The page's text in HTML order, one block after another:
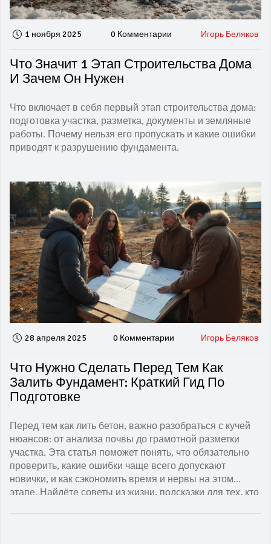
1 ноября 2025 0 Комментарии Игорь Беляков
Что Значит 1 Этап Строительства Дома
И Зачем Он Нужен
Что включает в себя первый этап строительства дома:
подготовка участка, разметка, документы и земляные
работы. Почему нельзя его пропускать и какие ошибки
приводят к разрушению фундамента.
28 апреля 2025 0 Комментарии Игорь Беляков
Что Нужно Сделать Перед Тем Как
Залить Фундамент: Краткий Гид По
Подготовке
Перед тем как лить бетон, важно разобраться с кучей
нюансов: от анализа почвы до грамотной разметки
участка. Эта статья поможет понять, что обязательно
проверить, какие ошибки чаще всего допускают
новички, и как сэкономить время и нервы на этом
этапе. Найдёте советы из жизни, подсказки для тех, кто